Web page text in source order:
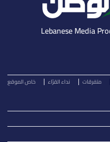
متفرقات نداء القرّاء خاص الموقع